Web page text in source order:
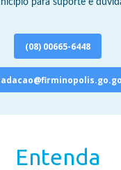
para suporte e
(08) 00665-6448
Entenda